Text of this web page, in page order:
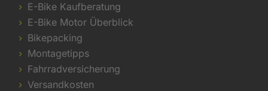
E-Bike Kaufberatung
E-Bike Motor Überblick
Bikepacking
Montagetipps
Fahrradversicherung
Versandkosten